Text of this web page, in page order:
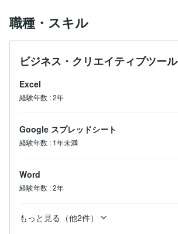
職種・スキル
ビジネス・クリエイティブツール
Excel
経験年数 :2年
Google スプレッドシート
経験年数 : 1年未満
Word
経験年数 :2年
もっと見る（他2件）